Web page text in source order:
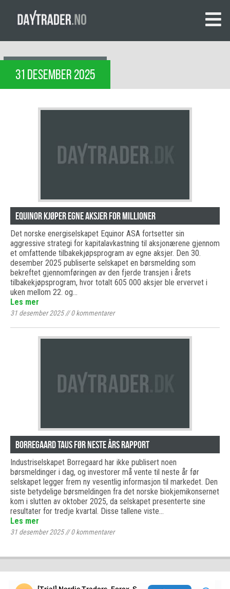
31 DESEMBER 2025
Equinor kjøper egne aksjer for millioner
Det norske energiselskapet Equinor ASA fortsetter sin
aggressive strategi for kapitalavkastning til aksjonærene gjennom
et omfattende tilbakekjøpsprogram av egne aksjer. Den 30.
desember 2025 publiserte selskapet en børsmelding som
bekreftet gjennomføringen av den fjerde transjen i årets
tilbakekjøpsprogram, hvor totalt 605 000 aksjer ble ervervet i
uken mellom 22. og…
Les mer
31 desember 2025//0kommentarer
Borregaard taus før neste års rapport
Industriselskapet Borregaard har ikke publisert noen
børsmeldinger i dag, og investorer må vente til neste år før
selskapet legger frem ny vesentlig informasjon til markedet. Den
siste betydelige børsmeldingen fra det norske biokjemikonsernet
kom i slutten av oktober 2025, da selskapet presenterte sine
resultater for tredje kvartal. Disse tallene viste…
Les mer
31 desember 2025//0kommentarer